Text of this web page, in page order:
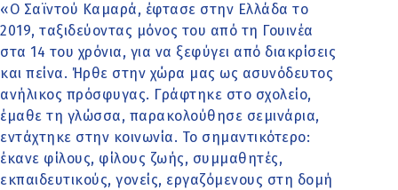
«Ο Σαϊντού Καμαρά, έφτασε στην Ελλάδα το
2019, ταξιδεύοντας μόνος του από τη Γουινέα
στα 14 του χρόνια, για να ξεφύγει από διακρίσεις
και πείνα. Ήρθε στην χώρα μας ως ασυνόδευτος
ανήλικος πρόσφυγας. Γράφτηκε στο σχολείο,
έμαθε τη γλώσσα, παρακολούθησε σεμινάρια,
εντάχτηκε στην κοινωνία. Το σημαντικότερο:
έκανε φίλους, φίλους ζωής, συμμαθητές,
εκπαιδευτικούς, γονείς, εργαζόμενους στη δομή